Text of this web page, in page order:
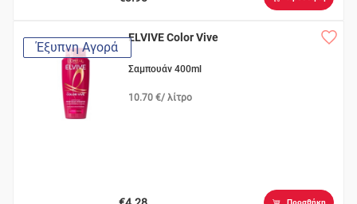
Έξυπνη Αγορά
ELVIVE Color Vive
Σαμπουάν 400ml
10.70 €/ λίτρο
Προσθήκη